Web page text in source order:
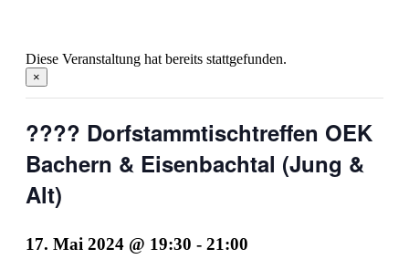
Diese Veranstaltung hat bereits stattgefunden.
×
???? Dorfstammtischtreffen OEK
Bachern & Eisenbachtal (Jung &
Alt)
17. Mai 2024 @ 19:30 - 21:00